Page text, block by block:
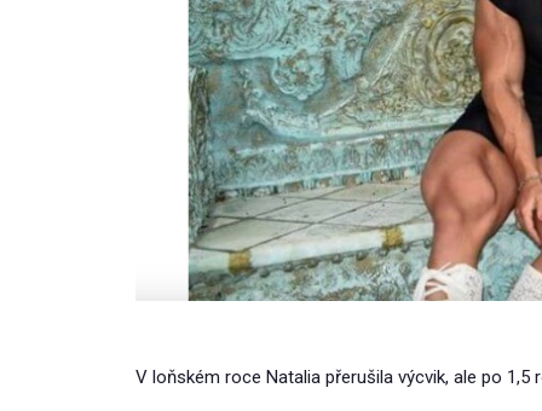
V loňském roce Natalia přerušila výcvik, ale po